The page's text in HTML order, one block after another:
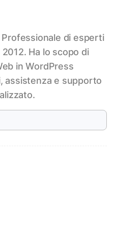
Professionale di esperti
Ha lo scopo di
in WordPress
assistenza e supporto